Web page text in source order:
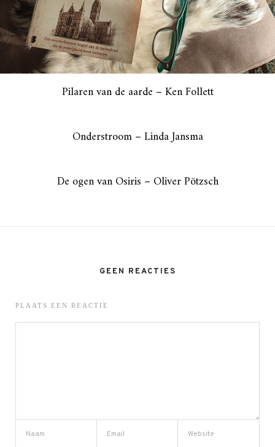
Pilaren van de aarde – Ken Follett
Onderstroom – Linda Jansma
De ogen van Osiris – Oliver Pötzsch
GEEN REACTIES
PLAATS EEN REACTIE